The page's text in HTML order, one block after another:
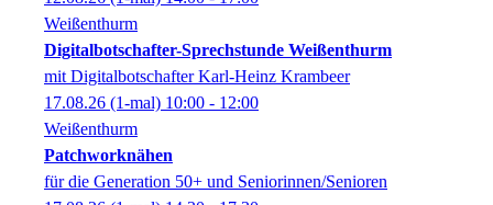
Weißenthurm
Digitalbotschafter-Sprechstunde Weißenthurm
mit Digitalbotschafter Karl-Heinz Krambeer
17.08.26 (1-mal) 10:00 - 12:00
Weißenthurm
Patchworknähen
für die Generation 50+ und Seniorinnen/Senioren